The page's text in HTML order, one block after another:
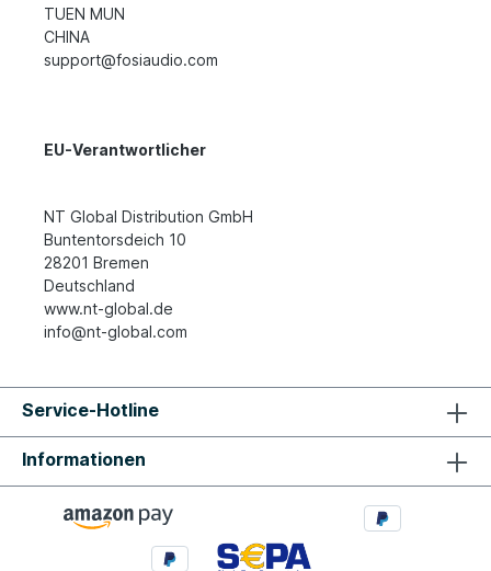
TUEN MUN
CHINA
support@fosiaudio.com
EU-Verantwortlicher
NT Global Distribution GmbH
Buntentorsdeich 10
28201 Bremen
Deutschland
www.nt-global.de
info@nt-global.com
Service-Hotline
Informationen